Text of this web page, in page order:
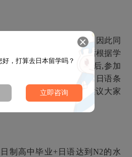
直接升硕士的学校很少，因此同
校能否接收专科生，之后根据学
行资格审查。审查合格后,参加
试内容包括笔试、面试。日语条
N2等级，但是晓晓酱建议大家
的应对笔试和面试。
制高中毕业+日语达到N2的水
好，打算去日本留学吗？
立即咨询